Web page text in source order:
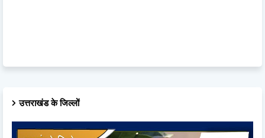
उत्तराखंड के जिल्लों